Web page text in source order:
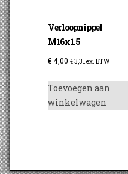
Verloopnippel
M16x1.5
€4,00 €3,31ex. BTW
Toevoegen aan
winkelwagen